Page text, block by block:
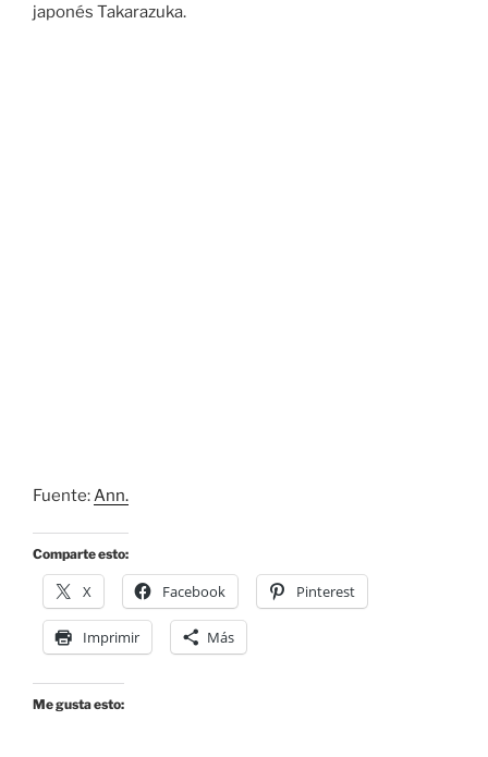
japonés Takarazuka.
Fuente:Ann.
Comparte esto:
X Facebook Pinterest
Imprimir Más
Me gusta esto: